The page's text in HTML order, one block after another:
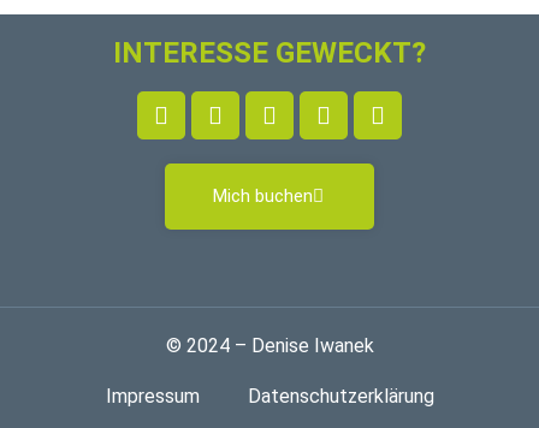
INTERESSE GEWECKT?
Mich buchen
© 2024 – Denise Iwanek
Impressum Datenschutzerklärung